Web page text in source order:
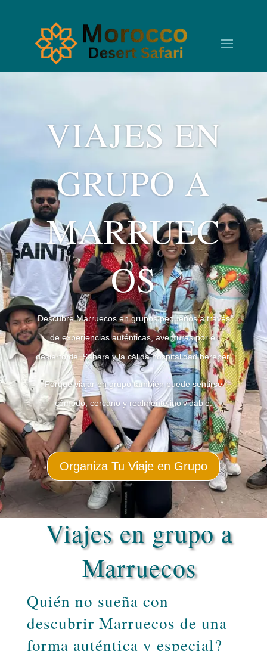
VIAJES EN
GRUPO A
MARRUEC
OS
Descubre Marruecos en grupos pequeños a través
de experiencias auténticas, aventuras por el
desierto del Sahara y la cálida hospitalidad bereber.
Porque viajar en grupo también puede sentirse
cómodo, cercano y realmente inolvidable.
.
Organiza Tu Viaje en Grupo
Viajes en grupo a
Marruecos
Quién no sueña con
descubrir Marruecos de una
forma auténtica y especial?